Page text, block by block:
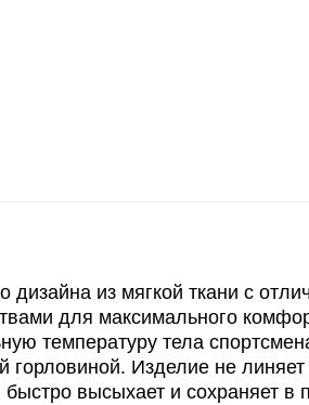
дизайна из мягкой ткани с
для максимального
температуру тела
горловиной. Изделие не
быстро высыхает и сохраняет в